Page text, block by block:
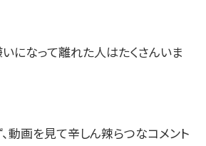
になって離れた人はたくさんいま
動画を見て辛しん辣らつなコメント